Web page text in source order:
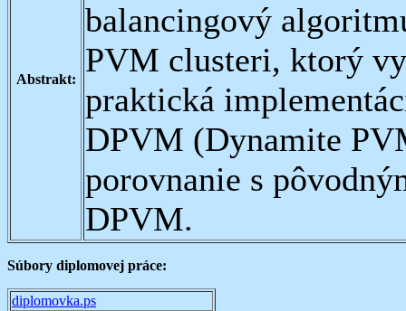
Abstrakt:
balancingový
PVM clusteri, ktorý
praktická
DPVM (Dynamite
porovnanie s
DPVM.
Súbory diplomovej práce:
diplomovka.ps